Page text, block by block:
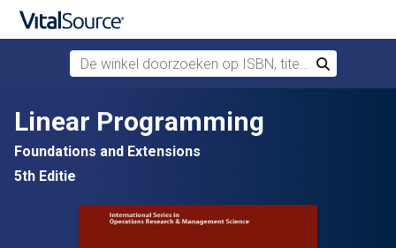
Verdergaan naar belangrijkste inhoud
De winkel doorzoeken op ISBN, titel of auteur
Zoek
Linear Programming
Foundations and Extensions
5th Editie